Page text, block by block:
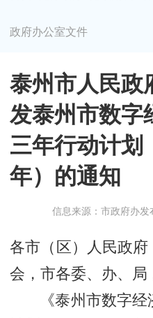
政府办公室文件
泰州市人民政
发泰州市数字
三年行动计划
年）的通知
信息来源：市政府办发
各市（区）人民政
会，市各委、办、局
《泰州市数字